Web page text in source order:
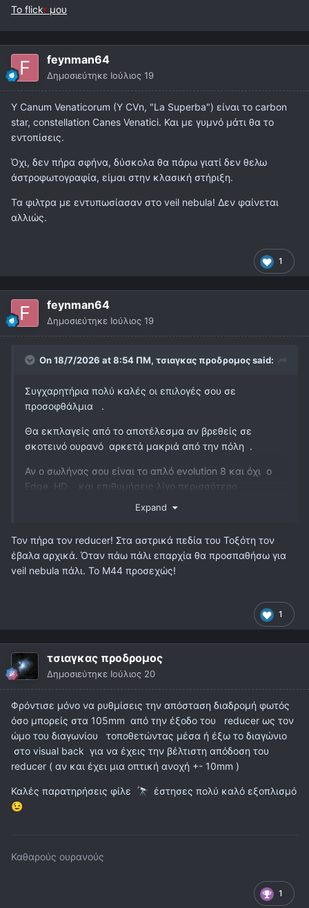
Το flickr μου
feynman64
Δημοσιεύτηκε Ιούλιος 19
Y Canum Venaticorum (Y CVn, "La Superba") είναι το carbon
star, constellation Canes Venatici. Και με γυμνό μάτι θα το
εντοπίσεις.
Όχι, δεν πήρα σφήνα, δύσκολα θα πάρω γιατί δεν θελω
άστροφωτογραφία, είμαι στην κλασική στήριξη.
Τα φιλτρα με εντυπωσίασαν στο veil nebula! Δεν φαίνεται
αλλιώς.
1
feynman64
Δημοσιεύτηκε Ιούλιος 19
On 18/7/2026 at 8:54 ΠΜ, τσιαγκας προδρομοςsaid:
Συγχαρητήρια πολύ καλές οι επιλογές σου σε
προσοφθάλμια .
Θα εκπλαγείς από το αποτέλεσμα αν βρεθείς σε
σκοτεινό ουρανό αρκετά μακριά από την πόλη .
Αν ο σωλήνας σου είναι το απλό evolution 8 και όχι ο
Edge HD και επιθυμήσεις λίγο περισσότερο
πραγματικό πεδίο με τα ίδια προσοφθάλμια σου 1,25"
και χωρίς προβλήματα βινιεταριατος ο reducer
panoptic 24 θα έχεις ολόκληρο το Μ 44 στο πεδίο σου
.
Expand
Τον πήρα τον reducer! Στα αστρικά πεδία του Τοξότη τον
έβαλα αρχικά. Όταν πάω πάλι επαρχία θα προσπαθήσω για
veil nebula πάλι. Το Μ44 προσεχώς!
1
τσιαγκας προδρομος
Δημοσιεύτηκε Ιούλιος 20
Φρόντισε μόνο να ρυθμίσεις την απόσταση διαδρομή φωτός
όσο μπορείς στα 105mm από την έξοδο του reducer ως τον
ώμο του διαγωνίου τοποθετώντας μέσα ή έξω το διαγώνιο
στο visual back για να έχεις την βέλτιστη απόδοση του
reducer ( αν και έχει μια οπτική ανοχή +- 10mm )
Καλές παρατηρήσεις φίλε 🔭 έστησες πολύ καλό εξοπλισμό
😉
1
Καθαρούς ουρανούς